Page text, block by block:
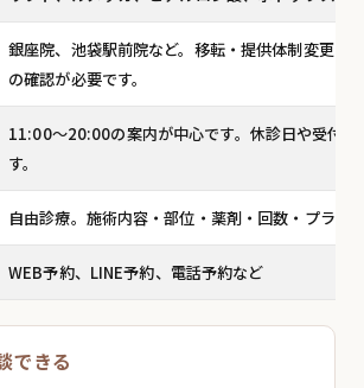
銀座院、池袋駅前院など。移転・提供体制変更の
の確認が必要です。
11:00〜20:00の案内が中心です。休診日や受付
す。
自由診療。施術内容・部位・薬剤・回数・プラン
WEB予約、LINE予約、電話予約など
できる